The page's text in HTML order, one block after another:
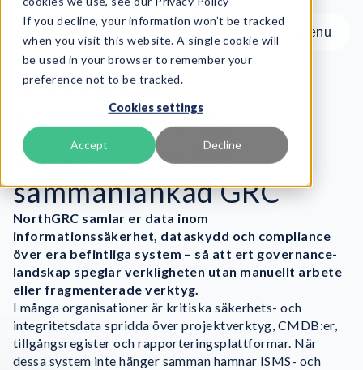
If you decline, your information won’t be tracked
when you visit this website. A single cookie will
be used in your browser to remember your
preference not to be tracked.
Cookies settings
Accept Decline
Menu
Menu
Produkt
Tjänster
Resurser
Om oss
Book Demo
Integrationer & API
Säkra och styrda
integrationer för
sammanlänkad GRC
NorthGRC samlar er data inom
informationssäkerhet, dataskydd och compliance
över era befintliga system – så att ert governance-
landskap speglar verkligheten utan manuellt arbete
eller fragmenterade verktyg.
I många organisationer är kritiska säkerhets- och
integritetsdata spridda över projektverktyg, CMDB:er,
tillgångsregister och rapporteringsplattformar. När
dessa system inte hänger samman hamnar ISMS- och